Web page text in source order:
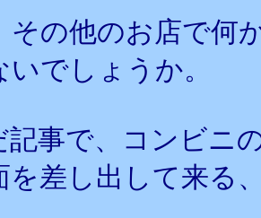
その他のお店で何
でしょうか。
記事で、コンビニ
を差し出して来る